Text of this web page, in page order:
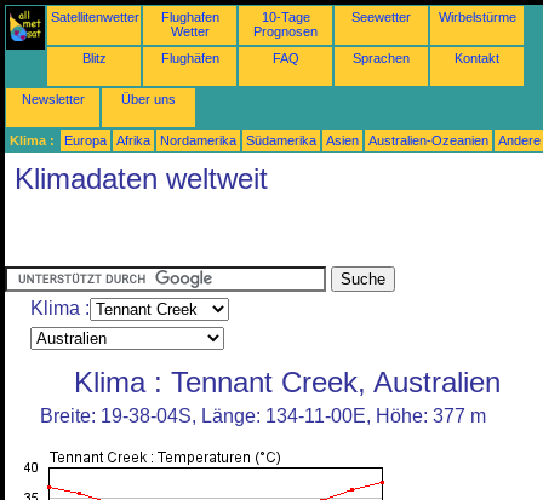
Satellitenwetter
Flughafen
Wetter
10-Tage
Prognosen
Seewetter Wirbelstürme
Blitz Flughäfen FAQ Sprachen Kontakt
Newsletter Über uns
Klima : Europa Afrika Nordamerika Südamerika Asien Australien-Ozeanien Andere
Klimadaten weltweit
Klima :
Klima : Tennant Creek, Australien
Breite: 19-38-04S, Länge: 134-11-00E, Höhe: 377 m